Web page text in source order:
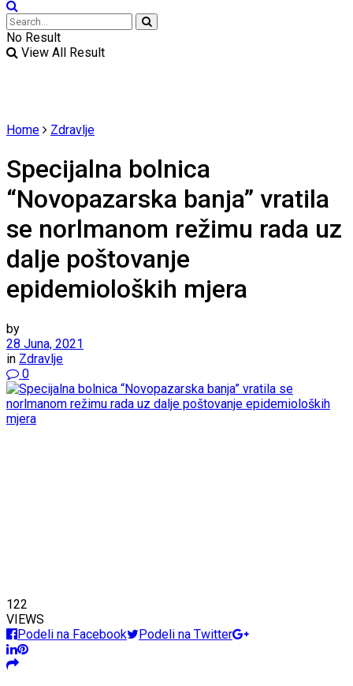
No Result
View All Result
Home Zdravlje
Specijalna bolnica
“Novopazarska banja” vratila
se norlmanom režimu rada uz
dalje poštovanje
epidemioloških mjera
by
28 Juna, 2021
in Zdravlje
0
122
VIEWS
Podeli na Facebook
Podeli na Twitter